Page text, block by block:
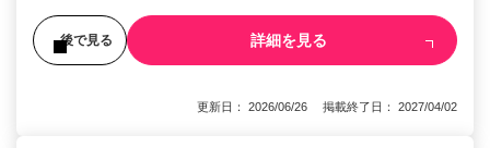
後で見る 詳細を見る
更新日： 2026/06/26 掲載終了日： 2027/04/02